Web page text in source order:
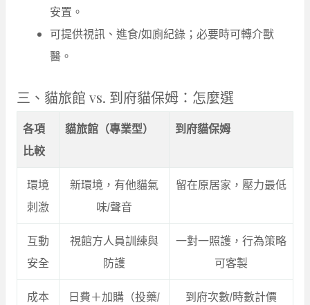
安置。
可提供視訊、進食/如廁紀錄；必要時可轉介獸
醫。
三、貓旅館 vs. 到府貓保姆：怎麼選
各項
比較
貓旅館（專業型） 到府貓保姆
環境
刺激
新環境，有他貓氣
味/聲音
留在原居家，壓力最低
互動
安全
視館方人員訓練與
防護
一對一照護，行為策略
可客製
成本
日費＋加購（投藥/
到府次數/時數計價